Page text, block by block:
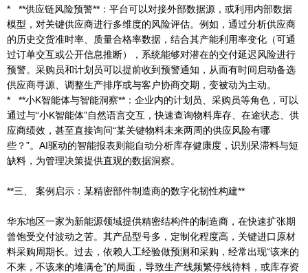
* **供应链风险预警**：平台可以对接外部数据源，或利用内部数据
模型，对关键供应商进行多维度的风险评估。例如，通过分析供应商
的历史交货准时率、质量合格率数据，结合其产能利用率变化（可通
过订单交互或公开信息推断），系统能够对潜在的交付延迟风险进行
预警。采购员和计划员可以提前收到预警通知，从而有时间启动备选
供应商寻源、调整生产排序或与客户协商交期，变被动为主动。
* **小K智能体与智能洞察**：企业内的计划员、采购员等角色，可以
通过与“小K智能体”自然语言交互，快速查询物料库存、在途状态、供
应商绩效，甚至直接询问“某关键物料未来两周的供应风险有哪
些？”。AI驱动的智能报表则能自动分析库存健康度，识别呆滞料与短
缺料，为管理决策提供直观的数据洞察。
**三、 案例启示：某精密部件制造商的数字化韧性构建**
华东地区一家为新能源领域提供精密结构件的制造商，在快速扩张期
曾饱受交付波动之苦。其产品型号多，定制化程度高，关键进口原材
料采购周期长。过去，依赖人工经验做预测和采购，经常出现“该来的
不来，不该来的堆满仓”的局面，导致生产线频繁停线待料，或库存资